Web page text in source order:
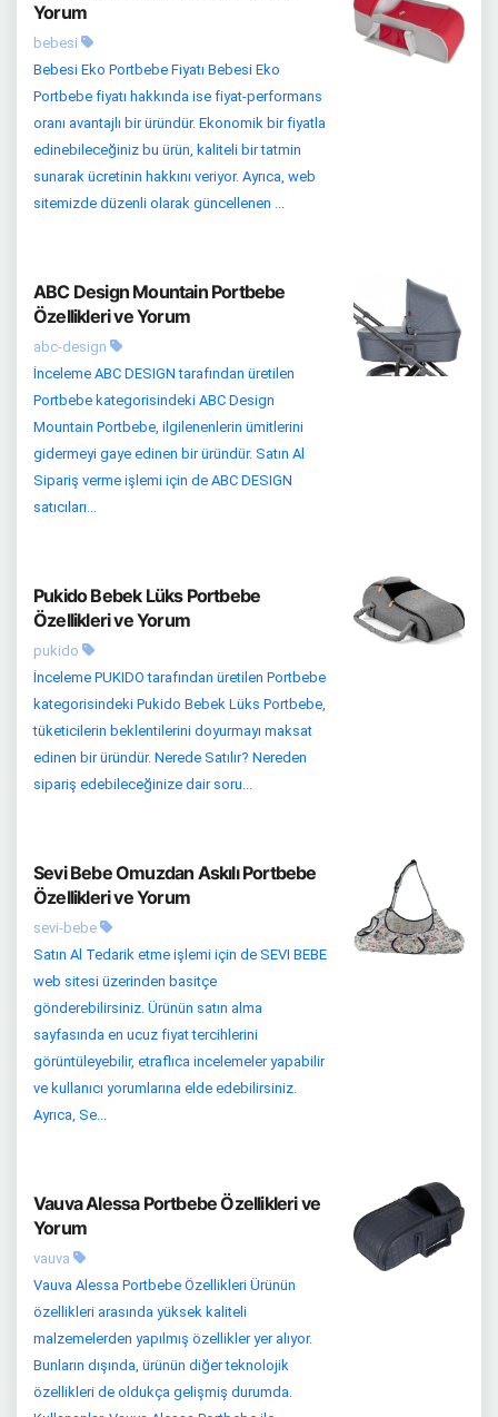
Yorum
bebesi
Bebesi Eko Portbebe Fiyatı Bebesi Eko
Portbebe fiyatı hakkında ise fiyat-performans
oranı avantajlı bir üründür. Ekonomik bir fiyatla
edinebileceğiniz bu ürün, kaliteli bir tatmin
sunarak ücretinin hakkını veriyor. Ayrıca, web
sitemizde düzenli olarak güncellenen ...
ABC Design Mountain Portbebe
Özellikleri ve Yorum
abc-design
İnceleme ABC DESIGN tarafından üretilen
Portbebe kategorisindeki ABC Design
Mountain Portbebe, ilgilenenlerin ümitlerini
gidermeyi gaye edinen bir üründür. Satın Al
Sipariş verme işlemi için de ABC DESIGN
satıcıları...
Pukido Bebek Lüks Portbebe
Özellikleri ve Yorum
pukido
İnceleme PUKIDO tarafından üretilen Portbebe
kategorisindeki Pukido Bebek Lüks Portbebe,
tüketicilerin beklentilerini doyurmayı maksat
edinen bir üründür. Nerede Satılır? Nereden
sipariş edebileceğinize dair soru...
Sevi Bebe Omuzdan Askılı Portbebe
Özellikleri ve Yorum
sevi-bebe
Satın Al Tedarik etme işlemi için de SEVI BEBE
web sitesi üzerinden basitçe
gönderebilirsiniz. Ürünün satın alma
sayfasında en ucuz fiyat tercihlerini
görüntüleyebilir, etraflıca incelemeler yapabilir
ve kullanıcı yorumlarına elde edebilirsiniz.
Ayrıca, Se...
Vauva Alessa Portbebe Özellikleri ve
Yorum
vauva
Vauva Alessa Portbebe Özellikleri Ürünün
özellikleri arasında yüksek kaliteli
malzemelerden yapılmış özellikler yer alıyor.
Bunların dışında, ürünün diğer teknolojik
özellikleri de oldukça gelişmiş durumda.